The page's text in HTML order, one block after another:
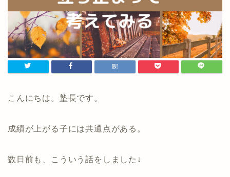
こんにちは。塾長です。
成績が上がる子には共通点がある。
数日前も、こういう話をしました↓